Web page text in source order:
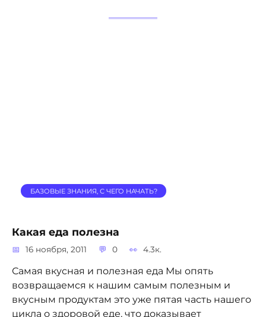
БАЗОВЫЕ ЗНАНИЯ, С ЧЕГО НАЧАТЬ?
Какая еда полезна
16 ноября, 2011 0 4.3к.
Самая вкусная и полезная еда Мы опять
возвращаемся к нашим самым полезным и
вкусным продуктам это уже пятая часть нашего
цикла о здоровой еде, что доказывает